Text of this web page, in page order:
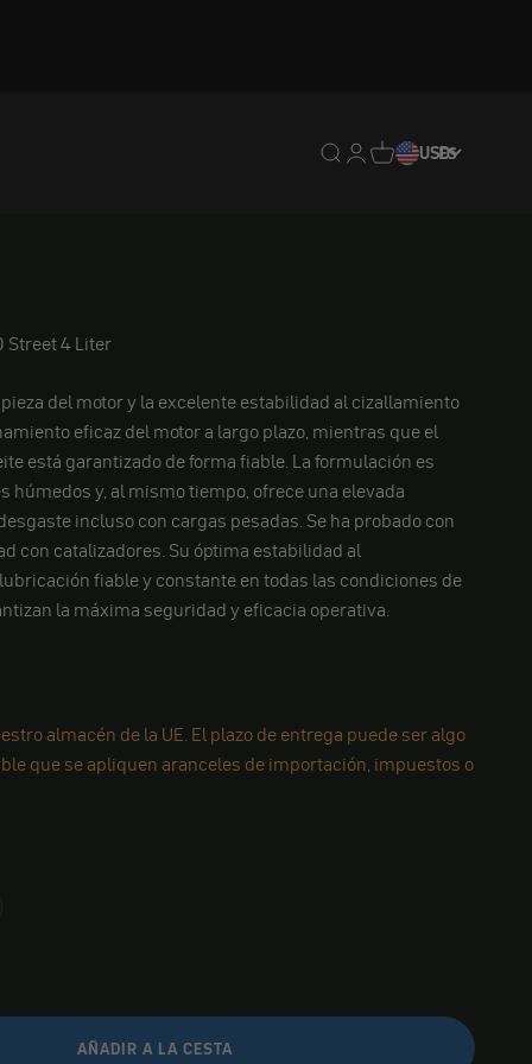
Traducción pendiente:
Traducción
Traducción
USDES
Street 4 Liter
del motor y la excelente estabilidad al cizallamiento
eficaz del motor a largo plazo, mientras que el
está garantizado de forma fiable. La formulación es
húmedos y, al mismo tiempo, ofrece una elevada
incluso con cargas pesadas. Se ha probado con
con catalizadores. Su óptima estabilidad al
fiable y constante en todas las condiciones de
la máxima seguridad y eficacia operativa.
almacén de la UE. El plazo de entrega puede ser algo
que se apliquen aranceles de importación, impuestos o
AÑADIR A LA CESTA